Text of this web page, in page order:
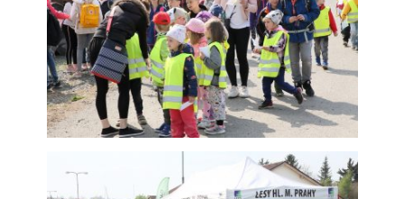
a zdroje
návštěv našich
internetových
stránek. Data
získaná
pomocí těchto
cookies
zpracováváme
souhrnně, bez
použití
identifikátorů,